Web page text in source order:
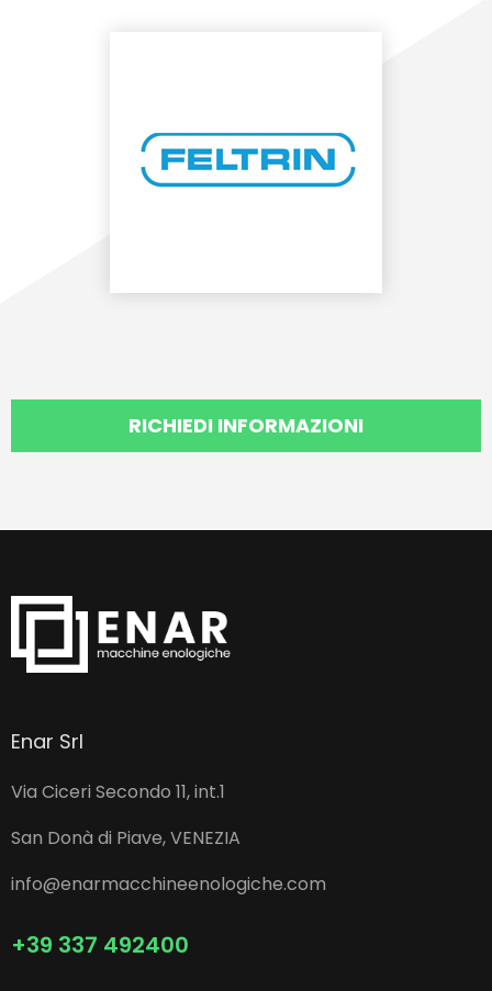
RICHIEDI INFORMAZIONI
Enar Srl
Via Ciceri Secondo 11, int.1
San Donà di Piave, VENEZIA
info@enarmacchineenologiche.com
+39 337 492400